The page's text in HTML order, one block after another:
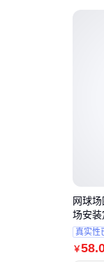
￥58
网球
场安装
真实性